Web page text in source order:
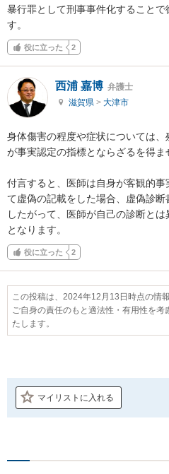
暴行罪として刑事事件化すること
す。
役に立った 2
西浦 嘉博 弁護士
滋賀県 > 大津市
身体傷害の程度や症状については
が事実認定の指標とならざるを得ま
付言すると、医師は自身が客観的事
て虚偽の記載をした場合、虚偽診断
したがって、医師が自己の診断と
となります。
役に立った 2
この投稿は、2024年12月13日時点の情報
ご自身の責任のもと適法性・有用性を
たします。
マイリストに入れる